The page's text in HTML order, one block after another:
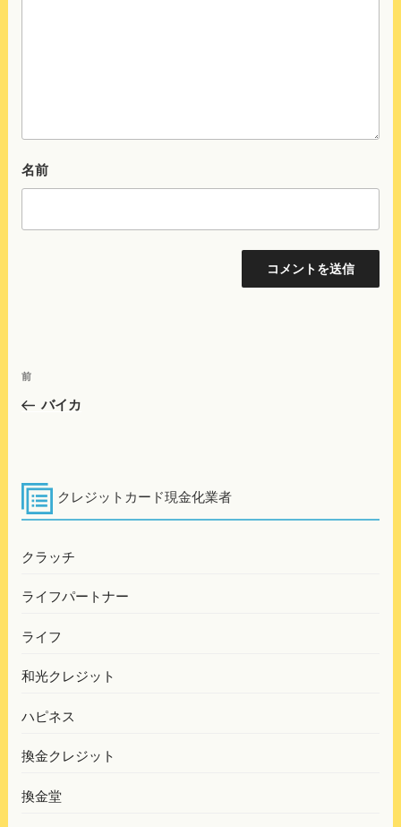
名前
投
ナ
ー
シ
ン
前
の
前
バイカ
クレジットカード現金化業者
クラッチ
ライフパートナー
ライフ
和光クレジット
ハピネス
換金クレジット
換金堂